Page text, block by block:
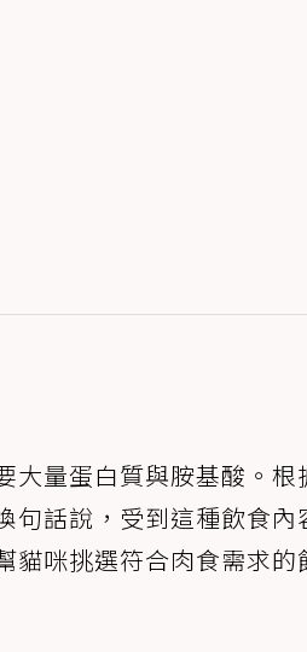
大量蛋白質與胺基酸。
句話說，受到這種飲食
貓咪挑選符合肉食需求